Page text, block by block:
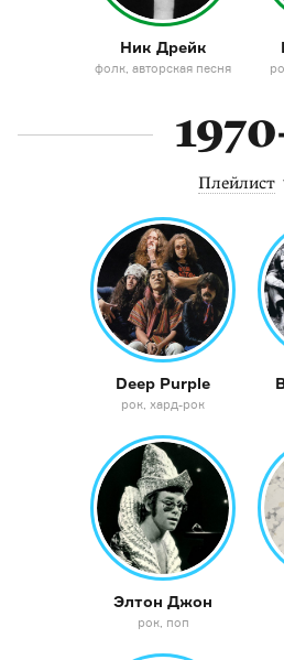
Ник Дрейк
фолк авторская песня
Плейлист
Deep Purple
рок хард-рок
Элтон Джон
рок поп